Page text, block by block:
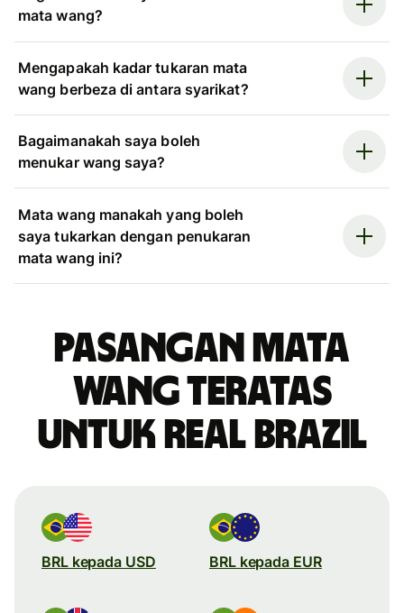
mata wang?
Mengapakah kadar tukaran mata
wang berbeza di antara syarikat?
Bagaimanakah saya boleh
menukar wang saya?
Mata wang manakah yang boleh
saya tukarkan dengan penukaran
mata wang ini?
Pasangan mata
wang teratas
untuk real Brazil
BRL kepada USD BRL kepada EUR